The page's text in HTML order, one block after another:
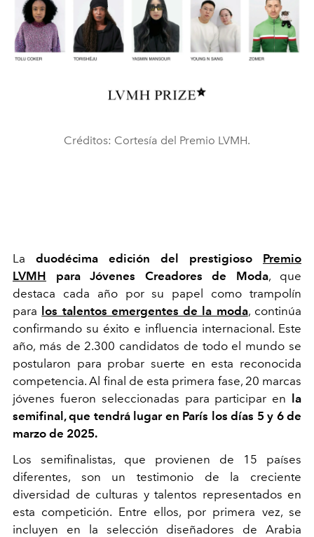
Créditos: Cortesía del Premio LVMH.
La duodécima edición del prestigioso Premio
LVMH para Jóvenes Creadores de Moda, que
destaca cada año por su papel como trampolín
para los talentos emergentes de la moda, continúa
confirmando su éxito e influencia internacional. Este
año, más de 2.300 candidatos de todo el mundo se
postularon para probar suerte en esta reconocida
competencia. Al final de esta primera fase, 20 marcas
jóvenes fueron seleccionadas para participar en la
semifinal, que tendrá lugar en París los días 5 y 6 de
marzo de 2025.
Los semifinalistas, que provienen de 15 países
diferentes, son un testimonio de la creciente
diversidad de culturas y talentos representados en
esta competición. Entre ellos, por primera vez, se
incluyen en la selección diseñadores de Arabia